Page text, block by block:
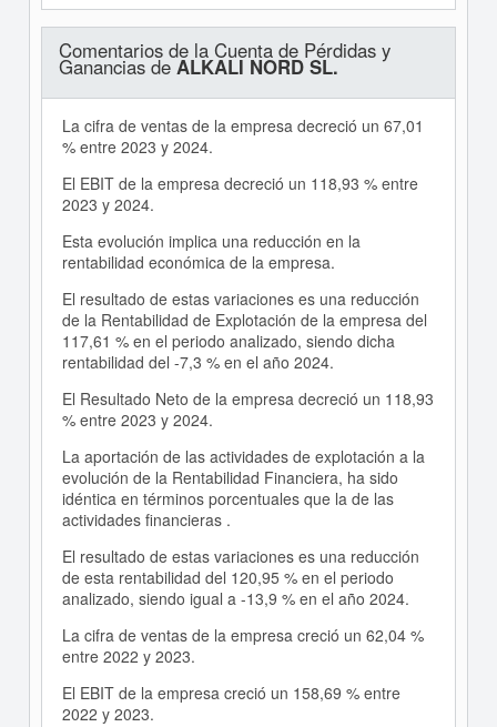
Comentarios de la Cuenta de Pérdidas y
Ganancias deALKALI NORD SL.
La cifra de ventas de la empresa decreció un 67,01
% entre 2023 y 2024.
El EBIT de la empresa decreció un 118,93 % entre
2023 y 2024.
Esta evolución implica una reducción en la
rentabilidad económica de la empresa.
El resultado de estas variaciones es una reducción
de la Rentabilidad de Explotación de la empresa del
117,61 % en el periodo analizado, siendo dicha
rentabilidad del -7,3 % en el año 2024.
El Resultado Neto de la empresa decreció un 118,93
% entre 2023 y 2024.
La aportación de las actividades de explotación a la
evolución de la Rentabilidad Financiera, ha sido
idéntica en términos porcentuales que la de las
actividades financieras .
El resultado de estas variaciones es una reducción
de esta rentabilidad del 120,95 % en el periodo
analizado, siendo igual a -13,9 % en el año 2024.
La cifra de ventas de la empresa creció un 62,04 %
entre 2022 y 2023.
El EBIT de la empresa creció un 158,69 % entre
2022 y 2023.